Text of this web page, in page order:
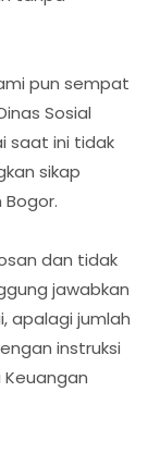
pun sempat
Sosial
saat ini tidak
sikap
dan tidak
jawabkan
apalagi jumlah
instruksi